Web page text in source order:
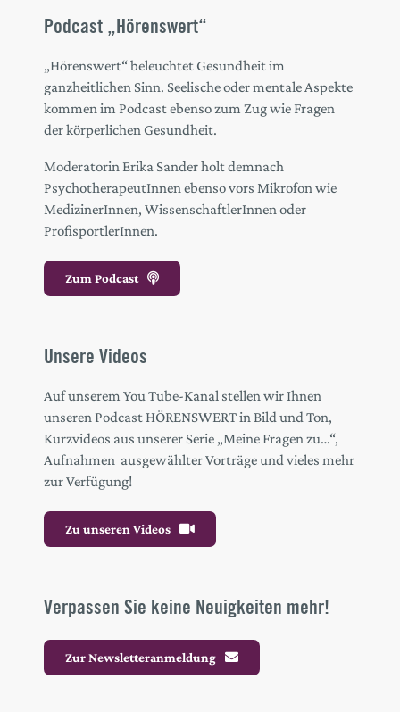
Podcast „Hörenswert“
„Hörenswert“ beleuchtet Gesundheit im
ganzheitlichen Sinn. Seelische oder mentale Aspekte
kommen im Podcast ebenso zum Zug wie Fragen
der körperlichen Gesundheit.
Moderatorin Erika Sander holt demnach
PsychotherapeutInnen ebenso vors Mikrofon wie
MedizinerInnen, WissenschaftlerInnen oder
ProfisportlerInnen.
Zum Podcast
Unsere Videos
Auf unserem You Tube-Kanal stellen wir Ihnen
unseren Podcast HÖRENSWERT in Bild und Ton,
Kurzvideos aus unserer Serie „Meine Fragen zu…“,
Aufnahmen ausgewählter Vorträge und vieles mehr
zur Verfügung!
Zu unseren Videos
Verpassen Sie keine Neuigkeiten mehr!
Zur Newsletteranmeldung